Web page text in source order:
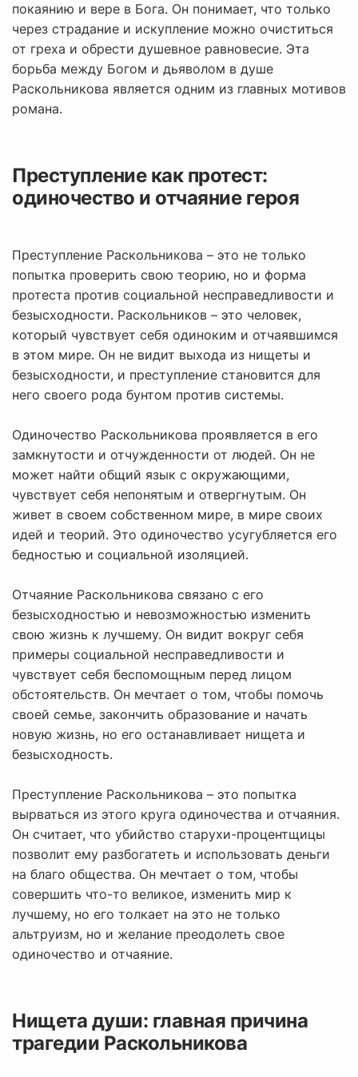
покаянию и вере в Бога. Он понимает, что только
через страдание и искупление можно очиститься
от греха и обрести душевное равновесие. Эта
борьба между Богом и дьяволом в душе
Раскольникова является одним из главных мотивов
романа.
Преступление как протест:
одиночество и отчаяние героя
Преступление Раскольникова – это не только
попытка проверить свою теорию, но и форма
протеста против социальной несправедливости и
безысходности. Раскольников – это человек,
который чувствует себя одиноким и отчаявшимся
в этом мире. Он не видит выхода из нищеты и
безысходности, и преступление становится для
него своего рода бунтом против системы.
Одиночество Раскольникова проявляется в его
замкнутости и отчужденности от людей. Он не
может найти общий язык с окружающими,
чувствует себя непонятым и отвергнутым. Он
живет в своем собственном мире, в мире своих
идей и теорий. Это одиночество усугубляется его
бедностью и социальной изоляцией.
Отчаяние Раскольникова связано с его
безысходностью и невозможностью изменить
свою жизнь к лучшему. Он видит вокруг себя
примеры социальной несправедливости и
чувствует себя беспомощным перед лицом
обстоятельств. Он мечтает о том, чтобы помочь
своей семье, закончить образование и начать
новую жизнь, но его останавливает нищета и
безысходность.
Преступление Раскольникова – это попытка
вырваться из этого круга одиночества и отчаяния.
Он считает, что убийство старухи-процентщицы
позволит ему разбогатеть и использовать деньги
на благо общества. Он мечтает о том, чтобы
совершить что-то великое, изменить мир к
лучшему, но его толкает на это не только
альтруизм, но и желание преодолеть свое
одиночество и отчаяние.
Нищета души: главная причина
трагедии Раскольникова